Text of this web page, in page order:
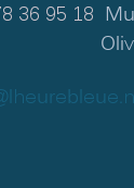
36 95 18